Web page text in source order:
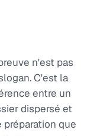
n'est pas
C'est la
entre un
dispersé et
préparation que